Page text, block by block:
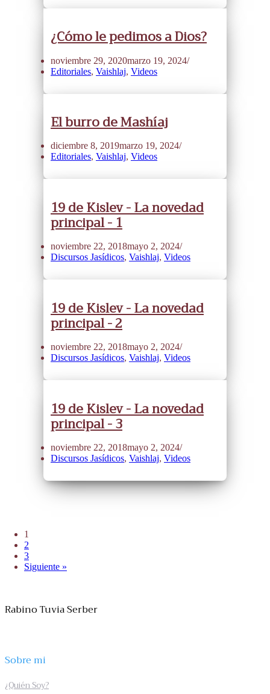
¿Cómo le pedimos a Dios?
noviembre 29, 2020marzo 19, 2024
Editoriales, Vaishlaj, Videos
El burro de Mashíaj
diciembre 8, 2019marzo 19, 2024
Editoriales, Vaishlaj, Videos
19 de Kislev - La novedad
principal - 1
noviembre 22, 2018mayo 2, 2024
Discursos Jasídicos, Vaishlaj, Videos
19 de Kislev - La novedad
principal - 2
noviembre 22, 2018mayo 2, 2024
Discursos Jasídicos, Vaishlaj, Videos
19 de Kislev - La novedad
principal - 3
noviembre 22, 2018mayo 2, 2024
Discursos Jasídicos, Vaishlaj, Videos
1
2
3
Siguiente »
Rabino Tuvia Serber
Sobre mi
¿Quién Soy?